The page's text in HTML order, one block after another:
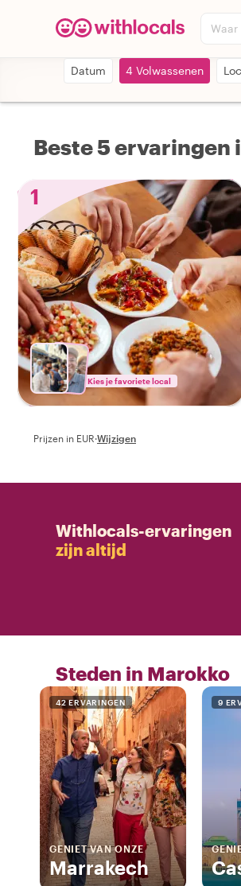
Waar
Datum 4 Volwassenen
Beste 5
1
Kies je favoriete local
Prijzen in EUR·Wijzigen
Withlocals-ervaringen
zijn altijd
Steden in Marokko
42 ERVARINGEN
GENIET VAN ONZE
Marrakech
9